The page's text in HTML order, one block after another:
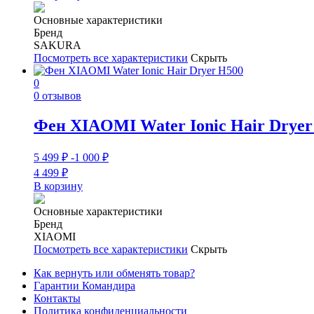
Основные характеристики
Бренд
SAKURA
Посмотреть все характеристики Скрыть
0
0 отзывов
Фен XIAOMI Water Ionic Hair Dryer
5 499 ₽ -1 000 ₽
4 499 ₽
В корзину
Основные характеристики
Бренд
XIAOMI
Посмотреть все характеристики Скрыть
Как вернуть или обменять товар?
Гарантии Командира
Контакты
Политика конфиденциальности